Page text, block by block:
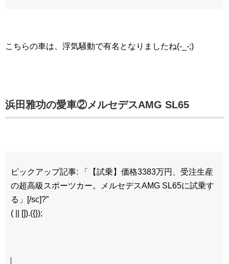
こちらの車は、浮気騒動で有名となりましたね(-_-;)
浜田雅功の愛車②メルセデスAMG SL65
ピックアップ記事: 「【試乗】価格3383万円、受注生産
の超高級スポーツカー。メルセデスAMG SL65に試乗す
る」[/sc]?”
( || []).({});